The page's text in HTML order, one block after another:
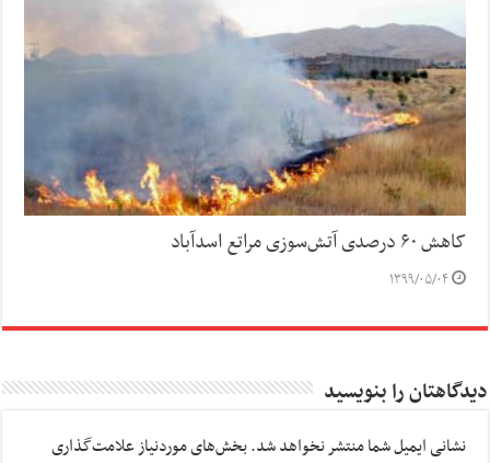
کاهش ۶۰ درصدی آتش‌سوزی مراتع اسدآباد
۱۳۹۹/۰۵/۰۴
دیدگاهتان را بنویسید
نشانی ایمیل شما منتشر نخواهد شد.بخش‌های موردنیاز علامت‌گذاری